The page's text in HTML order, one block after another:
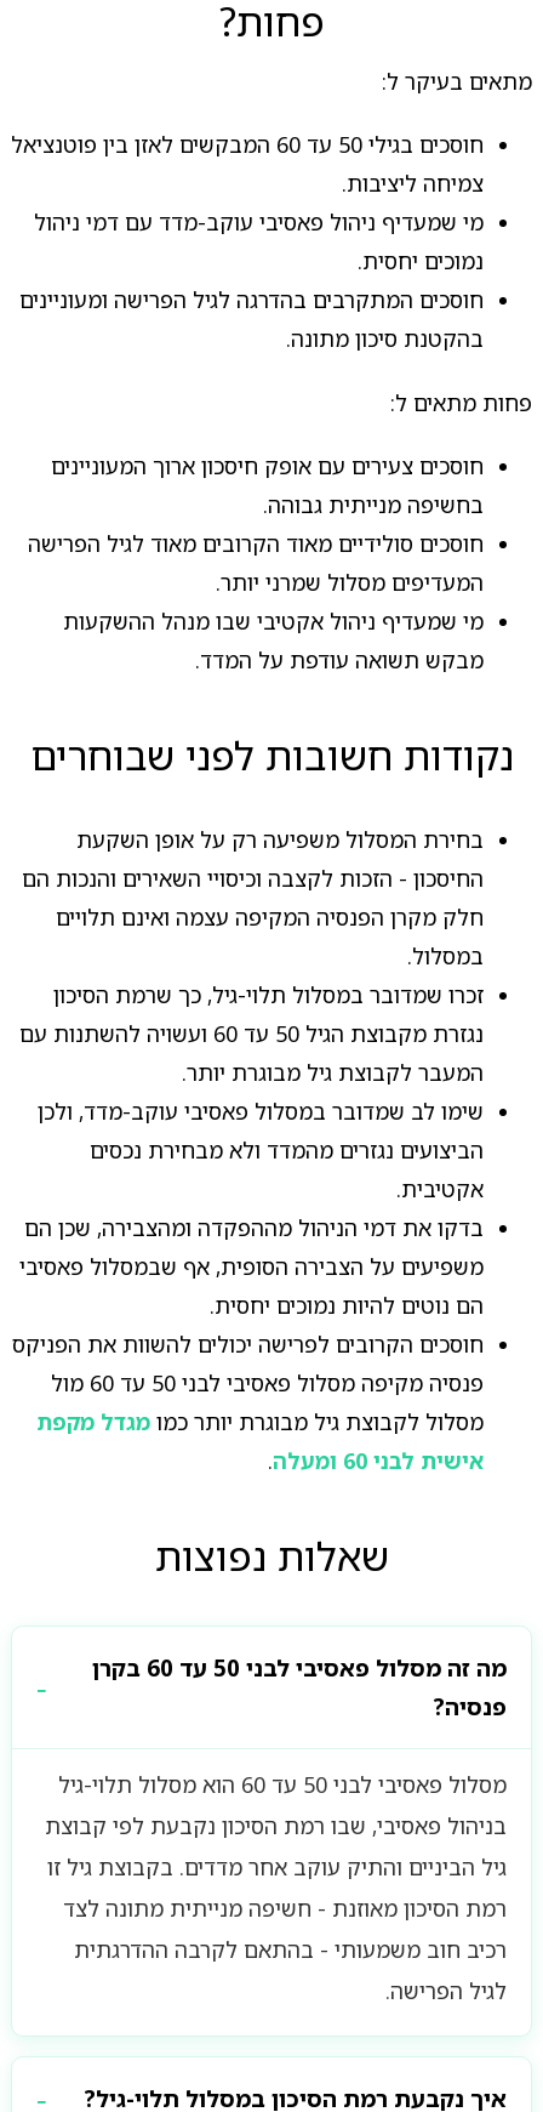
פחות?
מתאים בעיקר ל:
חוסכים בגילי 50 עד 60 המבקשים לאזן בין פוטנציאל
צמיחה ליציבות.
מי שמעדיף ניהול פאסיבי עוקב-מדד עם דמי ניהול
נמוכים יחסית.
חוסכים המתקרבים בהדרגה לגיל הפרישה ומעוניינים
בהקטנת סיכון מתונה.
פחות מתאים ל:
חוסכים צעירים עם אופק חיסכון ארוך המעוניינים
בחשיפה מנייתית גבוהה.
חוסכים סולידיים מאוד הקרובים מאוד לגיל הפרישה
המעדיפים מסלול שמרני יותר.
מי שמעדיף ניהול אקטיבי שבו מנהל ההשקעות
מבקש תשואה עודפת על המדד.
נקודות חשובות לפני שבוחרים
בחירת המסלול משפיעה רק על אופן השקעת
החיסכון - הזכות לקצבה וכיסויי השאירים והנכות הם
חלק מקרן הפנסיה המקיפה עצמה ואינם תלויים
במסלול.
זכרו שמדובר במסלול תלוי-גיל, כך שרמת הסיכון
נגזרת מקבוצת הגיל 50 עד 60 ועשויה להשתנות עם
המעבר לקבוצת גיל מבוגרת יותר.
שימו לב שמדובר במסלול פאסיבי עוקב-מדד, ולכן
הביצועים נגזרים מהמדד ולא מבחירת נכסים
אקטיבית.
בדקו את דמי הניהול מההפקדה ומהצבירה, שכן הם
משפיעים על הצבירה הסופית, אף שבמסלול פאסיבי
הם נוטים להיות נמוכים יחסית.
חוסכים הקרובים לפרישה יכולים להשוות את הפניקס
פנסיה מקיפה מסלול פאסיבי לבני 50 עד 60 מול
מסלול לקבוצת גיל מבוגרת יותר כמו מגדל מקפת
אישית לבני 60 ומעלה
.
שאלות נפוצות
מה זה מסלול פאסיבי לבני 50 עד 60 בקרן
פנסיה?
מסלול פאסיבי לבני 50 עד 60 הוא מסלול תלוי-גיל
בניהול פאסיבי, שבו רמת הסיכון נקבעת לפי קבוצת
גיל הביניים והתיק עוקב אחר מדדים. בקבוצת גיל זו
רמת הסיכון מאוזנת - חשיפה מנייתית מתונה לצד
רכיב חוב משמעותי - בהתאם לקרבה ההדרגתית
לגיל הפרישה.
איך נקבעת רמת הסיכון במסלול תלוי-גיל?